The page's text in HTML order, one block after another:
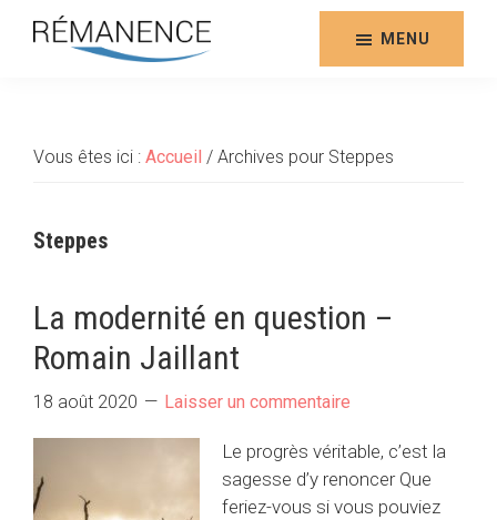
de
MENU
Vous êtes ici : Accueil / Archives pour Steppes
Steppes
La modernité en question –
Romain Jaillant
18 août 2020 Laisser un commentaire
Le progrès véritable, c’est la
sagesse d’y renoncer Que
feriez-vous si vous pouviez